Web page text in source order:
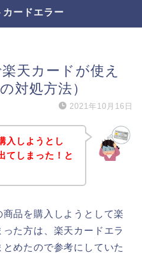
ードエラー
天カードが使え
対処方法）
2021年10月16日
入しようとし
てしまった！と
品を購入しようとして楽
た方は、楽天カードエラ
めたので参考にしていた